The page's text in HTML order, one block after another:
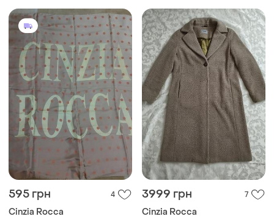
595 грн 4
Cinzia Rocca
3999 грн 7
Cinzia Rocca